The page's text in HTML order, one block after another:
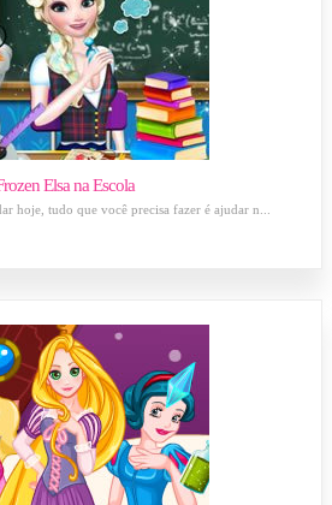
Elsa na Escola
hoje, tudo que você precisa fazer é ajudar n...